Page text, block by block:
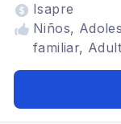
Isapre
Niños,
familiar,